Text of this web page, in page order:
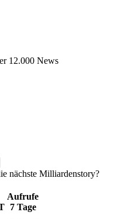
12.000 News
nächste Milliardenstory?
Aufrufe
7 Tage